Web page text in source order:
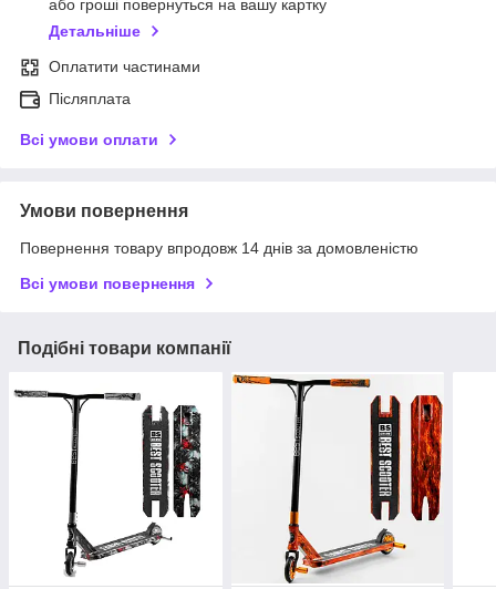
або гроші повернуться на вашу картку
Детальніше
Оплатити частинами
Післяплата
Всі умови оплати
Умови повернення
Повернення товару впродовж 14 днів за домовленістю
Всі умови повернення
Подібні товари компанії